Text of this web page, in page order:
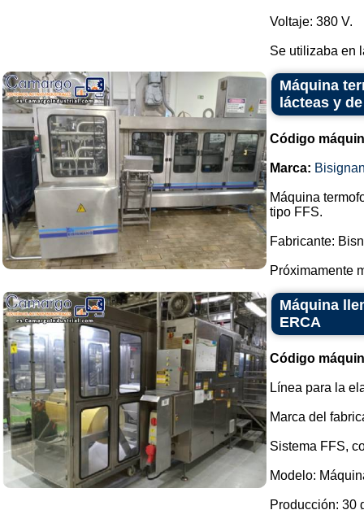
Voltaje: 380 V.
Se utilizaba en
Máquina
lácteas y
Código
Marca:
Máquina
tipo FFS.
Fabricante:
Próximamente
Máquina
ERCA
Código
Línea para la
Marca del
Sistema FFS,
Modelo:
Producción: 30